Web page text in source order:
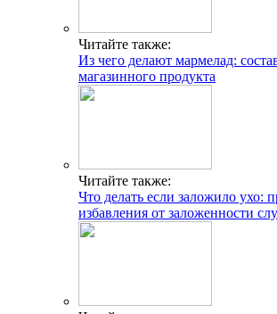
Читайте также:
Из чего делают мармелад:
магазинного продукта
Читайте также:
Что делать если заложило ухо:
избавления от заложенности